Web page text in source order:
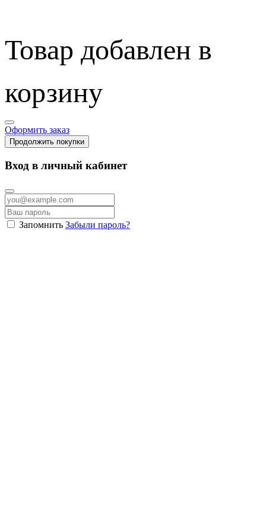
Товар добавлен в
корзину
Оформить заказ
Продолжить покупки
Вход в личный кабинет
Запомнить Забыли пароль?